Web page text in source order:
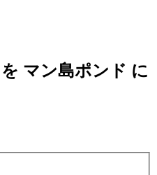
マン島ポンド に